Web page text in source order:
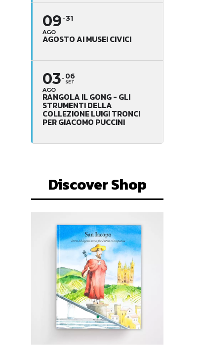
09
AGO
31
AGOSTO AI MUSEI CIVICI
03
AGO
06
SET
RANGOLA IL GONG - GLI
STRUMENTI DELLA
COLLEZIONE LUIGI TRONCI
PER GIACOMO PUCCINI
Discover Shop